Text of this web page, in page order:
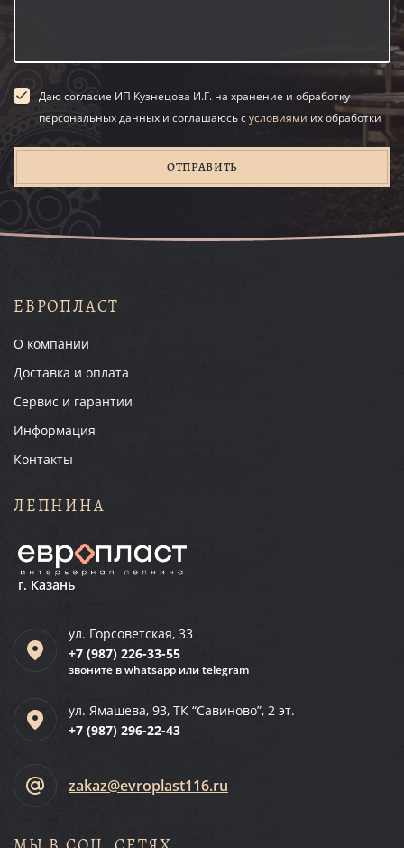
Даю согласие ИП Кузнецова И.Г. на хранение и обработку
персональных данных и соглашаюсь сусловиями их обработки
ОТПРАВИТЬ
ЕВРОПЛАСТ
О компании
Доставка и оплата
Сервис и гарантии
Информация
Контакты
ЛЕПНИНА
г. Казань
ул. Горсоветская, 33
+7 (987) 226-33-55
звоните в whatsapp или telegram
ул. Ямашева, 93, ТК “Савиново”, 2 эт.
+7 (987) 296-22-43
zakaz@evroplast116.ru